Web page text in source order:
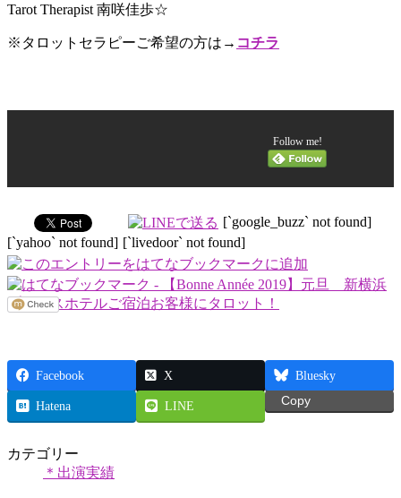
Tarot Therapist 南咲佳歩☆
※タロットセラピーご希望の方は→ コチラ
Follow me!
[`google_buzz` not found]
[`yahoo` not found] [`livedoor` not found]
Facebook X Bluesky
Hatena LINE Copy
カテゴリー
＊出演実績